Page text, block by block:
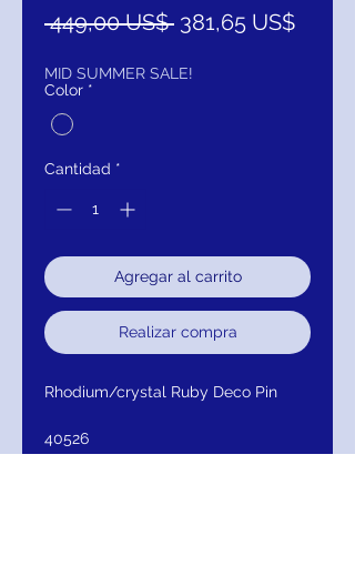
449,00 US$ Precio
381,65 US$Precio
MID SUMMER SALE!
Color *
Cantidad *
Agregar al carrito
Realizar compra
Rhodium/crystal Ruby Deco Pin
40526